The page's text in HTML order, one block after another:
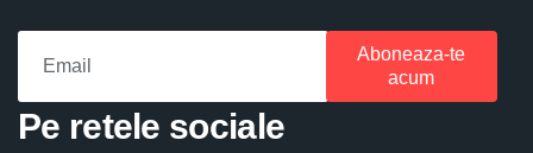
Aboneaza-te
acum
Pe retele sociale